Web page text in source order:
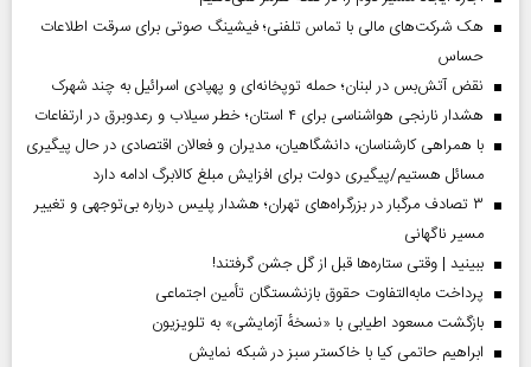
هک شرکت‌های مالی با تماس تلفنی؛ فیشینگ صوتی برای سرقت اطلاعات
حساس
نقض آتش‌بس در لبنان؛ حمله توپخانه‌ای و پهپادی اسرائیل به چند شهرک
هشدار نارنجی هواشناسی برای ۴ استان؛ خطر سیلاب و رعدوبرق در ارتفاعات
با همراهی کارشناسان، دانشگاهیان، مدیران و فعالان اقتصادی در حال پیگیری
مسائل هستیم/پیگیری دولت برای افزایش مبلغ کالابرگ ادامه دارد
۳ تصادف مرگبار در بزرگراه‌های تهران؛ هشدار پلیس درباره بی‌توجهی و تغییر
مسیر ناگهانی
ببینید | وقتی ستاره‌ها قبل از گل جشن گرفتند!
پرداخت مابه‌التفاوت حقوق بازنشستگان تأمین اجتماعی
بازگشت مسعود اطیابی با «نسخهٔ آزمایشی» به تلویزیون
ابراهیم حاتمی کیا با خاکستر سبز در شبکه نمایش